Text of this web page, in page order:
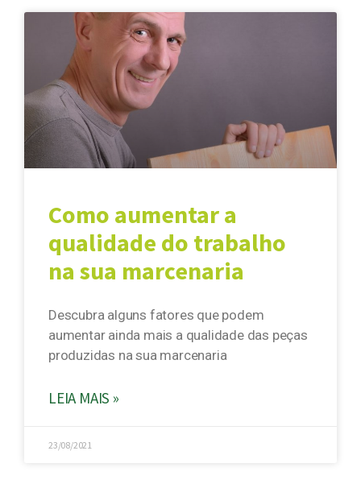
Como aumentar a
qualidade do trabalho
na sua marcenaria
Descubra alguns fatores que podem
aumentar ainda mais a qualidade das peças
produzidas na sua marcenaria
LEIA MAIS »
23/08/2021